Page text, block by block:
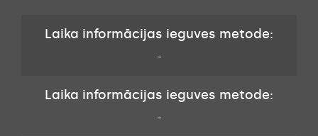
Laika informācijas ieguves metode:
-
Laika informācijas ieguves metode:
-